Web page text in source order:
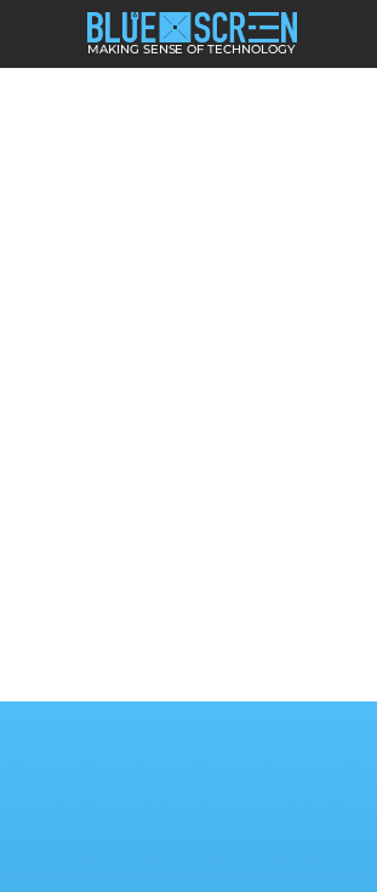
MAKING SENSE OF TECHNOLOGY